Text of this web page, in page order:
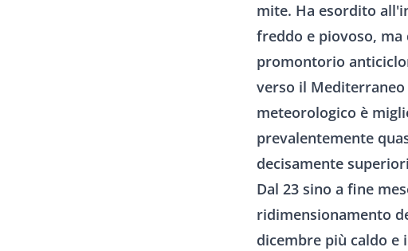
mite. Ha esordito
freddo e piovoso,
promontorio
verso il
meteorologico è
prevalentemente
decisamente
Dal 23 sino a fine
ridimensionamento
dicembre più caldo e